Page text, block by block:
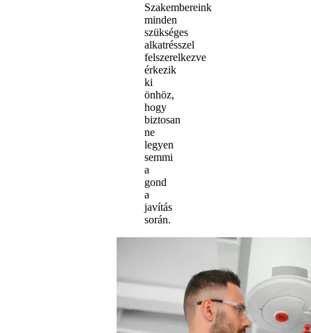
Szakembereink
minden
szükséges
alkatrésszel
felszerelkezve
érkezik
ki
önhöz,
hogy
biztosan
ne
legyen
semmi
a
gond
a
javítás
során.